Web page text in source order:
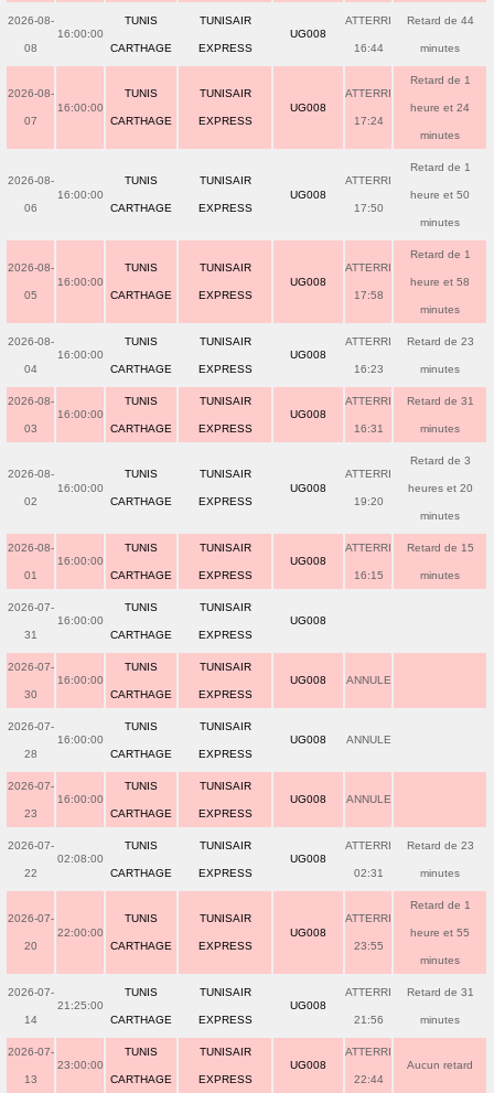
2026-08-
08
16:00:00
TUNIS
CARTHAGE
TUNISAIR
EXPRESS
UG008
ATTERRI
16:44
Retard de 44
minutes
2026-08-
07
16:00:00
TUNIS
CARTHAGE
TUNISAIR
EXPRESS
UG008
ATTERRI
17:24
Retard de 1
heure et 24
minutes
2026-08-
06
16:00:00
TUNIS
CARTHAGE
TUNISAIR
EXPRESS
UG008
ATTERRI
17:50
Retard de 1
heure et 50
minutes
2026-08-
05
16:00:00
TUNIS
CARTHAGE
TUNISAIR
EXPRESS
UG008
ATTERRI
17:58
Retard de 1
heure et 58
minutes
2026-08-
04
16:00:00
TUNIS
CARTHAGE
TUNISAIR
EXPRESS
UG008
ATTERRI
16:23
Retard de 23
minutes
2026-08-
03
16:00:00
TUNIS
CARTHAGE
TUNISAIR
EXPRESS
UG008
ATTERRI
16:31
Retard de 31
minutes
2026-08-
02
16:00:00
TUNIS
CARTHAGE
TUNISAIR
EXPRESS
UG008
ATTERRI
19:20
Retard de 3
heures et 20
minutes
2026-08-
01
16:00:00
TUNIS
CARTHAGE
TUNISAIR
EXPRESS
UG008
ATTERRI
16:15
Retard de 15
minutes
2026-07-
31
16:00:00
TUNIS
CARTHAGE
TUNISAIR
EXPRESS
UG008
2026-07-
30
16:00:00
TUNIS
CARTHAGE
TUNISAIR
EXPRESS
UG008 ANNULE
2026-07-
28
16:00:00
TUNIS
CARTHAGE
TUNISAIR
EXPRESS
UG008 ANNULE
2026-07-
23
16:00:00
TUNIS
CARTHAGE
TUNISAIR
EXPRESS
UG008 ANNULE
2026-07-
22
02:08:00
TUNIS
CARTHAGE
TUNISAIR
EXPRESS
UG008
ATTERRI
02:31
Retard de 23
minutes
2026-07-
20
22:00:00
TUNIS
CARTHAGE
TUNISAIR
EXPRESS
UG008
ATTERRI
23:55
Retard de 1
heure et 55
minutes
2026-07-
14
21:25:00
TUNIS
CARTHAGE
TUNISAIR
EXPRESS
UG008
ATTERRI
21:56
Retard de 31
minutes
2026-07-
13
23:00:00
TUNIS
CARTHAGE
TUNISAIR
EXPRESS
UG008
ATTERRI
22:44
Aucun retard